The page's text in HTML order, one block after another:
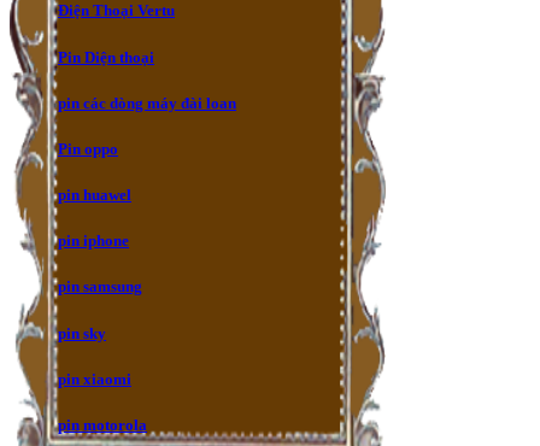
Điện Thoại Vertu
Pin Diện thoại
pin các dòng máy đài loan
Pin oppo
pin huawel
pin iphone
pin samsung
pin sky
pin xiaomi
pin motorola